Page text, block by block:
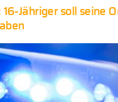
16-Jähriger soll seine